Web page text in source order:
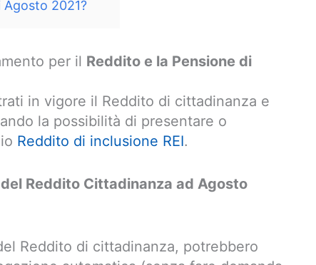
Agosto 2021?
per il Reddito e la Pensione di
in vigore il Reddito di cittadinanza e
la possibilità di presentare o
Reddito di inclusione REI.
Reddito Cittadinanza ad Agosto
Reddito di cittadinanza, potrebbero